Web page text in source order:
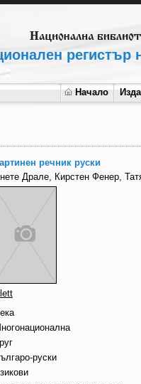
регистър
Начало
речник руски
Драле, Кирстен Фенер,
руски